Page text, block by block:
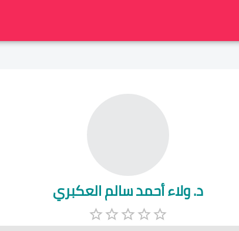
د. ولاء أحمد سالم العكبري